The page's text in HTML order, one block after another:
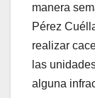
manera
Pérez
realizar
las
alguna